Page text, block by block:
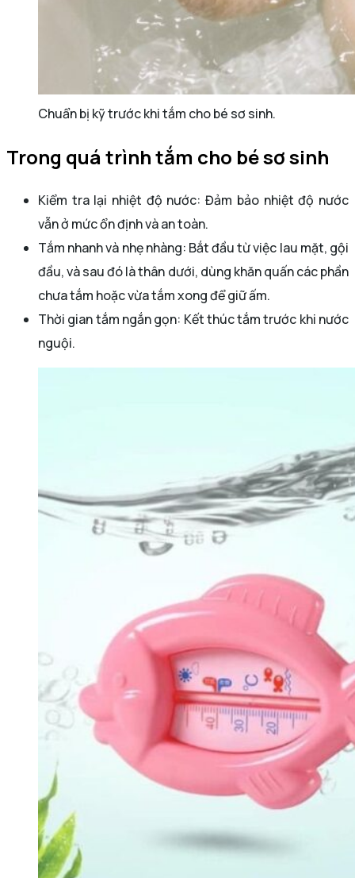
Chuẩn bị kỹ trước khi tắm cho bé sơ sinh.
Trong quá trình tắm cho bé sơ sinh
Kiểm tra lại nhiệt độ nước: Đảm bảo nhiệt độ nước
vẫn ở mức ổn định và an toàn.
Tắm nhanh và nhẹ nhàng: Bắt đầu từ việc lau mặt, gội
đầu, và sau đó là thân dưới, dùng khăn quấn các phần
chưa tắm hoặc vừa tắm xong để giữ ấm.
Thời gian tắm ngắn gọn: Kết thúc tắm trước khi nước
nguội.